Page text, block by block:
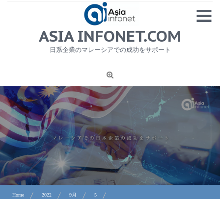
MENU
1
ニュース
労務サービス
プライバシーポリシー及び著作権について
お問合せ
ASIA INFONET.COM
日系企業のマレーシアでの成功をサポート
Home 2022 9月
5